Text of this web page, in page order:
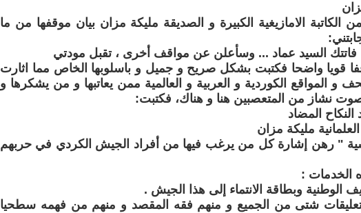
الامازيغية الكبيرة و الصديقة مليكة مزان بيان موقفها من ما
السيد عماد ... وسأعلن عن مواقف أخرى ، تقبل مودتي
قويا واضحا فكتبت بشكل صريح و جميل و باسلوبها الخاص مما اثارت
و المواقع الكوردية و العربية و العالمية ممن يعاتبها و من يشكرها و
بصوت نشاز من المتعصبين هنا و هناك، فكتبت:
المضاد
مليكة مزان
" رهن إشارة كل من يرغب فيها من أفراد الجيش الكردي في حربهم
الخدمات :
الوطنية وبطاقة الانتماء إلى هذا الجيش .
تعليقات شتى من الجميع و منهم فقه المقصد و منهم من فهمه سطحيا